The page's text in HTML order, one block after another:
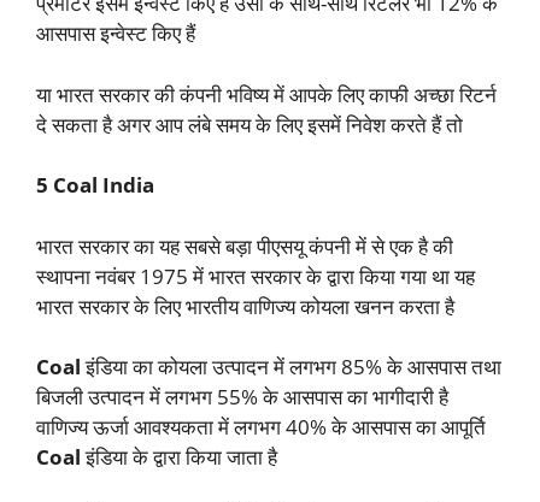
आसपास इन्वेस्ट किए हैं
या भारत सरकार की कंपनी भविष्य में आपके लिए काफी अच्छा रिटर्न
दे सकता है अगर आप लंबे समय के लिए इसमें निवेश करते हैं तो
5 Coal India
भारत सरकार का यह सबसे बड़ा पीएसयू कंपनी में से एक है की
स्थापना नवंबर 1975 में भारत सरकार के द्वारा किया गया था यह
भारत सरकार के लिए भारतीय वाणिज्य कोयला खनन करता है
Coalइंडिया का कोयला उत्पादन में लगभग 85% के आसपास तथा
बिजली उत्पादन में लगभग 55% के आसपास का भागीदारी है
वाणिज्य ऊर्जा आवश्यकता में लगभग 40% के आसपास का आपूर्ति
Coalइंडिया के द्वारा किया जाता है